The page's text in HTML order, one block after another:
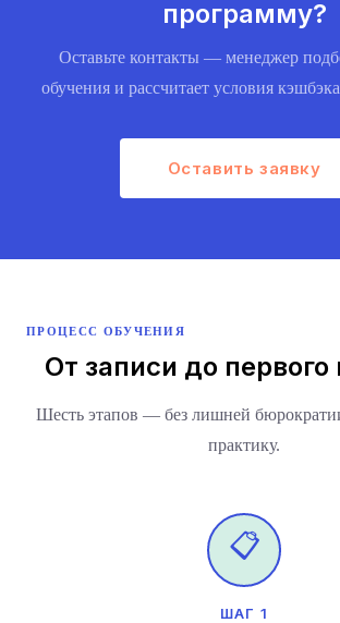
программу?
Оставьте контакты — менеджер
обучения и рассчитает условия
Оставить заявку
ПРОЦЕСС ОБУЧЕНИЯ
От записи до первого
Шесть этапов — без лишней
практику.
📋
ШАГ 1